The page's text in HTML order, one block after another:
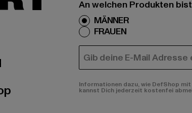
An welchen Produkten
MÄNNER
FRAUEN
E-MAIL
Informationen dazu, wie DefShop
kannst Dich jederzeit kostenfei